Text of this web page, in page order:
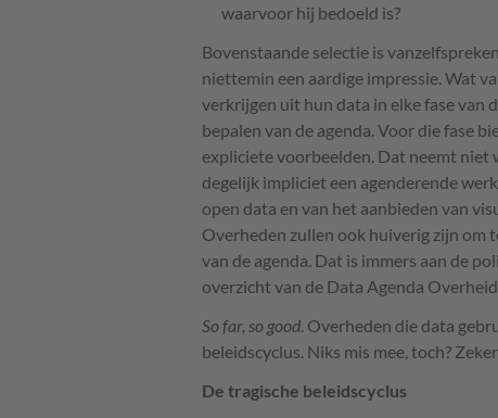
waarvoor hij bedoeld is?
Bovenstaande selectie is
niettemin een aardige impressie. Wat
verkrijgen uit hun data in elke fase van
bepalen van de agenda. Voor die fase
expliciete voorbeelden. Dat neemt niet
degelijk impliciet een agenderende
open data en van het aanbieden van
Overheden zullen ook huiverig zijn om
van de agenda. Dat is immers aan de
overzicht van de Data Agenda
So far, so good . Overheden die data
beleidscyclus. Niks mis mee, toch?
De tragische beleidscyclus